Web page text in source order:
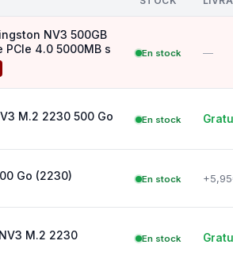
NV3 500GB
PCIe 4.0 5000MB s
En stock —
M.2 2230 500 Go En stock
Go (2230) En stock
M.2 2230 En stock